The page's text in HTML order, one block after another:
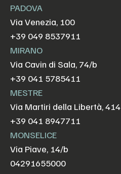
PADOVA
Via Venezia, 100
+39 049 8537911
MIRANO
Via Cavin di Sala, 74/b
+39 041 5785411
MESTRE
Via Martiri della Libertà, 414
+39 041 8947711
MONSELICE
Via Piave, 14/b
04291655000